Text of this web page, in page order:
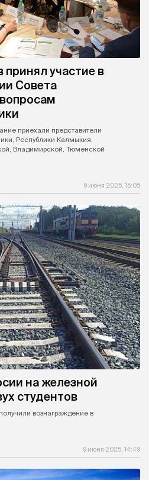
участие в
Совета
приехали представители
Республики Калмыкия,
Владимирской, Тюменской
9 июня 2025, 15:05
на железной
студентов
вознаграждение в
9 июня 2025, 14:49